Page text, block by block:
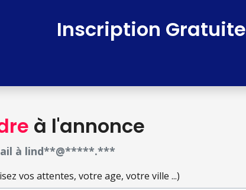
Inscription Gratuite
à l'annonce
à lind**@*****.***
vos attentes, votre age, votre ville ...)